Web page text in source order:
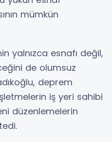
mümkün
yalnızca esnafı değil,
de olumsuz
deprem
iş yeri sahibi
düzenlemelerin